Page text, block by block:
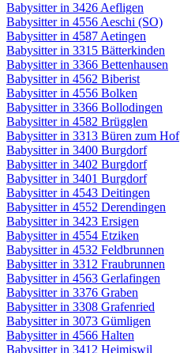
Babysitter in 3426 Aefligen
Babysitter in 4556 Aeschi (SO)
Babysitter in 4587 Aetingen
Babysitter in 3315 Bätterkinden
Babysitter in 3366 Bettenhausen
Babysitter in 4562 Biberist
Babysitter in 4556 Bolken
Babysitter in 3366 Bollodingen
Babysitter in 4582 Brügglen
Babysitter in 3313 Büren zum Hof
Babysitter in 3400 Burgdorf
Babysitter in 3402 Burgdorf
Babysitter in 3401 Burgdorf
Babysitter in 4543 Deitingen
Babysitter in 4552 Derendingen
Babysitter in 3423 Ersigen
Babysitter in 4554 Etziken
Babysitter in 4532 Feldbrunnen
Babysitter in 3312 Fraubrunnen
Babysitter in 4563 Gerlafingen
Babysitter in 3376 Graben
Babysitter in 3308 Grafenried
Babysitter in 3073 Gümligen
Babysitter in 4566 Halten
Babysitter in 3412 Heimiswil